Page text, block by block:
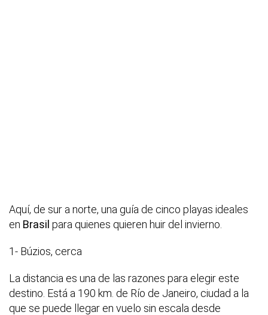
Aquí, de sur a norte, una guía de cinco playas ideales
en Brasil para quienes quieren huir del invierno.
1- Búzios, cerca
La distancia es una de las razones para elegir este
destino. Está a 190 km. de Río de Janeiro, ciudad a la
que se puede llegar en vuelo sin escala desde